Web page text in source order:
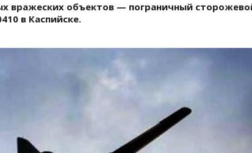
вражеских объектов — пограничный
в Каспийске.